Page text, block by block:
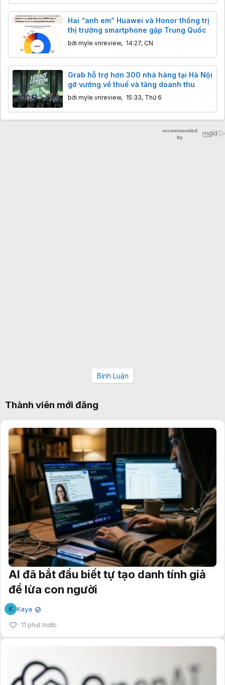
Hai “anh em” Huawei và Honor thống trị
thị trường smartphone gập Trung Quốc
bởi myle.vnreview, 14:27, CN
Grab hỗ trợ hơn 300 nhà hàng tại Hà Nội
gỡ vướng về thuế và tăng doanh thu
bởi myle.vnreview, 15:33, Thứ 6
Bình Luận
Thành viên mới đăng
AI đã bắt đầu biết tự tạo danh tính giả
để lừa con người
K Kaya ✔
11 phút trước